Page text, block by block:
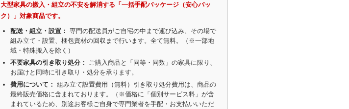
大型家具の搬入・組立の不安を解消する「一括手配パッケージ（安心パッ
ク）」対象商品です。
配送・組立・設置： 専門の配送員がご自宅の中まで運び込み、その場で
組み立て・設置、梱包資材の回収まで行います。全て無料。（※一部地
域・特殊搬入を除く）
不要家具の引き取り処分：
ご購入商品と「同等・同数」の家具に限り、
お届けと同時に引き取り・処分を承ります。
費用について： 組み立て設置費用（無料）引き取り処分費用は、商品の
最終販売価格に含まれております。（※価格に「個別サービス料」が含
まれているため、別途お客様ご自身で専門業者を手配・お支払いいただ